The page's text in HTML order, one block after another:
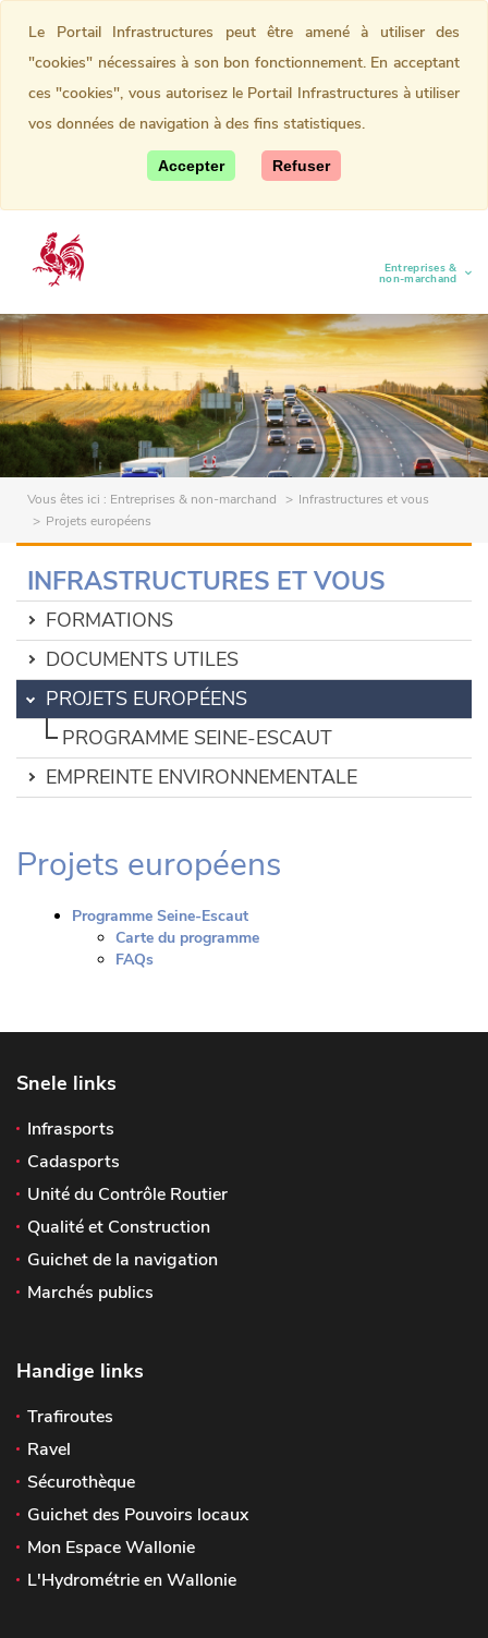
Entreprises &
non-marchand
(current)
Vous êtes ici : Entreprises & non-marchand
Infrastructures et vous
Projets européens
INFRASTRUCTURES ET VOUS
FORMATIONS
DOCUMENTS UTILES
PROJETS EUROPÉENS
PROGRAMME SEINE-ESCAUT
EMPREINTE ENVIRONNEMENTALE
Projets européens
Programme Seine-Escaut
Carte du programme
FAQs
Snele links
Infrasports
Cadasports
Unité du Contrôle Routier
Qualité et Construction
Guichet de la navigation
Marchés publics
Handige links
Trafiroutes
Ravel
Sécurothèque
Guichet des Pouvoirs locaux
Mon Espace Wallonie
L'Hydrométrie en Wallonie
Le Portail Infrastructures peut être amené à utiliser des
"cookies" nécessaires à son bon fonctionnement. En acceptant
ces "cookies", vous autorisez le Portail Infrastructures à utiliser
vos données de navigation à des fins statistiques.
Accepter Refuser